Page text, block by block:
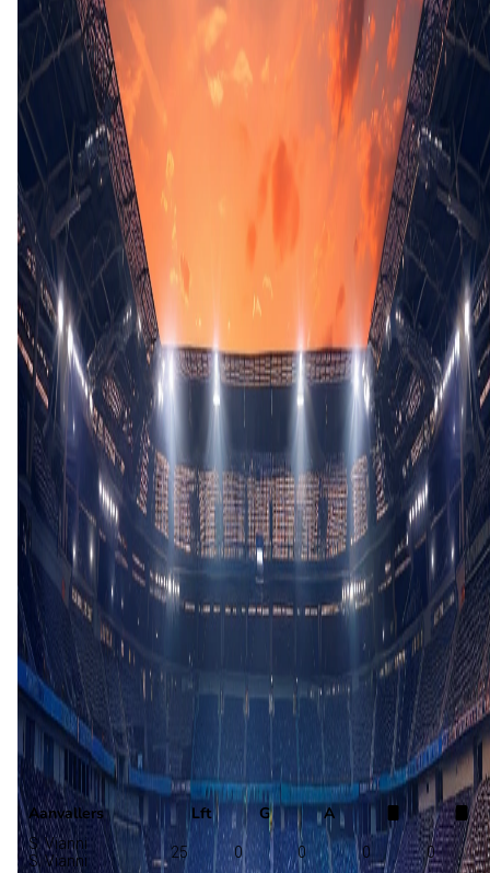
Opstelling nog niet bekend
Desenzano
Ostia Mare
Selectie
Aanvallers Lft G A
S. Vianni
S. Vianni
25 0 0 0 0